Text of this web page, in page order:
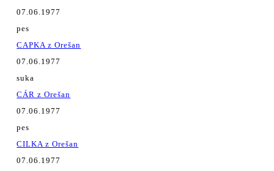
07.06.1977
pes
CAPKA z Orešan
07.06.1977
suka
CÁR z Orešan
07.06.1977
pes
CILKA z Orešan
07.06.1977